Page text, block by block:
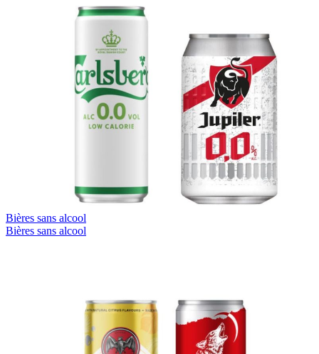
Bières sans alcool
Bières sans alcool